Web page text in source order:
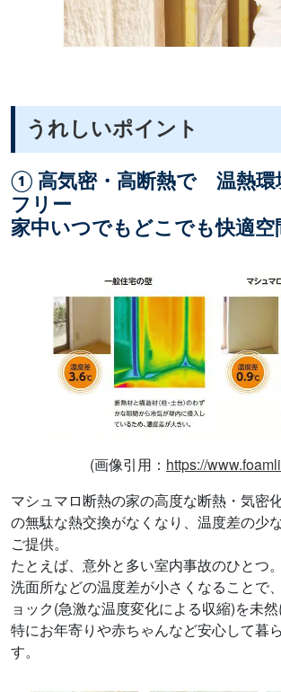
うれしいポイント
① 高気密・高断熱で 温熱環
フリー
家中いつでもどこでも快適空
(画像引用： https://
マシュマロ断熱の家の高度な断熱・気密
の無駄な熱交換がなくなり、温度差の少
ご提供。
たとえば、意外と多い室内事故のひとつ
洗面所などの温度差が小さくなることで
ョック(急激な温度変化による収縮)を未然
特にお年寄りや赤ちゃんなど安心して暮
す。